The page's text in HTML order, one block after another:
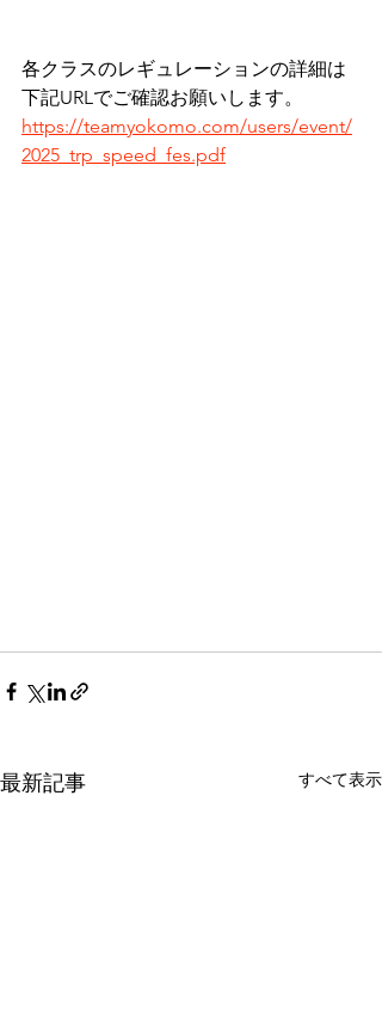
各クラスのレギュレーションの詳細は
下記URLでご確認お願いします。
https://teamyokomo.com/users/event/
2025_trp_speed_fes.pdf
最新記事 すべて表示